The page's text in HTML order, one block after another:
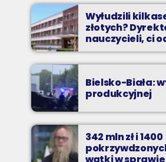
Wyłudzili
złotych?
nauczycieli, ci
zarzuty
Bielsko-Biała:
produkcyjnej
342 mln zł i 1400